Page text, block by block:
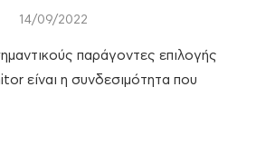
14/09/2022
παράγοντες επιλογής
είναι η συνδεσιμότητα που